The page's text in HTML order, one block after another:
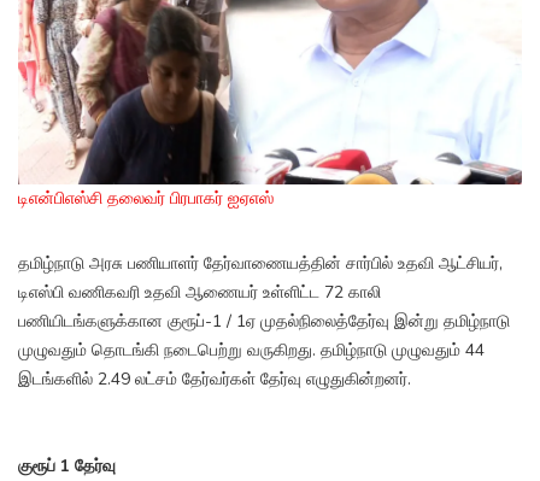
டிஎன்பிஎஸ்சி தலைவர் பிரபாகர் ஐஏஎஸ்
தமிழ்நாடு அரசு பணியாளர் தேர்வாணையத்தின் சார்பில் உதவி ஆட்சியர்,
டிஎஸ்பி வணிகவரி உதவி ஆணையர் உள்ளிட்ட 72 காலி
பணியிடங்களுக்கான குரூப்-1 / 1ஏ முதல்நிலைத்தேர்வு இன்று தமிழ்நாடு
முழுவதும் தொடங்கி நடைபெற்று வருகிறது. தமிழ்நாடு முழுவதும் 44
இடங்களில் 2.49 லட்சம் தேர்வர்கள் தேர்வு எழுதுகின்றனர்.
குரூப் 1 தேர்வு